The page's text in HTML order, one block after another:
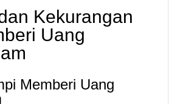
Kekurangan
Uang
Memberi Uang